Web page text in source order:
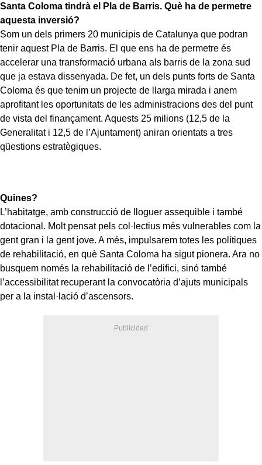
Santa Coloma tindrà el Pla de Barris. Què ha de permetre
aquesta inversió?
Som un dels primers 20 municipis de Catalunya que podran
tenir aquest Pla de Barris. El que ens ha de permetre és
accelerar una transformació urbana als barris de la zona sud
que ja estava dissenyada. De fet, un dels punts forts de Santa
Coloma és que tenim un projecte de llarga mirada i anem
aprofitant les oportunitats de les administracions des del punt
de vista del finançament. Aquests 25 milions (12,5 de la
Generalitat i 12,5 de l’Ajuntament) aniran orientats a tres
qüestions estratègiques.
Quines?
L’habitatge, amb construcció de lloguer assequible i també
dotacional. Molt pensat pels col·lectius més vulnerables com la
gent gran i la gent jove. A més, impulsarem totes les polítiques
de rehabilitació, en què Santa Coloma ha sigut pionera. Ara no
busquem només la rehabilitació de l’edifici, sinó també
l’accessibilitat recuperant la convocatòria d’ajuts municipals
per a la instal·lació d’ascensors.